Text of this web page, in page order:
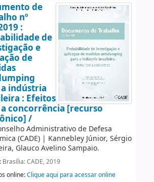
de
nº
:
de
e
de
indústria
: Efeitos
concorrência [recurso
/
Administrativo de Defesa
(CADE)| Kannebley Júnior, Sérgio
Glauco Avelino Sampaio.
Brasília: CADE, 2019
online:Clique aqui para acessar online